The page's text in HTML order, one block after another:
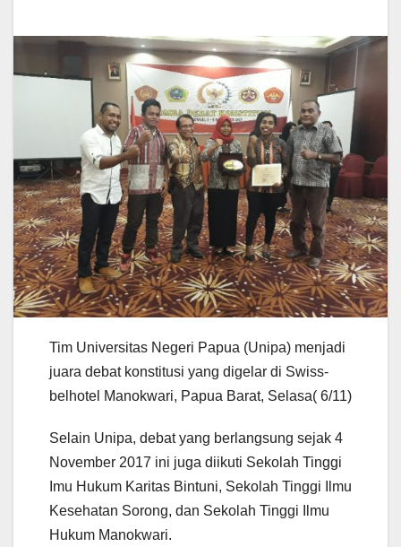
Tim Universitas Negeri Papua (Unipa) menjadi
juara debat konstitusi yang digelar di Swiss-
belhotel Manokwari, Papua Barat, Selasa( 6/11)
Selain Unipa, debat yang berlangsung sejak 4
November 2017 ini juga diikuti Sekolah Tinggi
Imu Hukum Karitas Bintuni, Sekolah Tinggi Ilmu
Kesehatan Sorong, dan Sekolah Tinggi Ilmu
Hukum Manokwari.